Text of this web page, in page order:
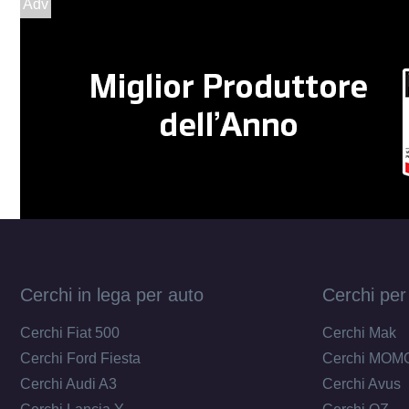
Adv
Cerchi in lega per auto
Cerchi Fiat 500
Cerchi Ford Fiesta
Cerchi Audi A3
Cerchi
Cerchi Mak
Cerchi
Cerchi Avus